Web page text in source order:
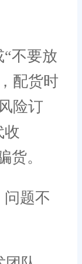
不要放
配货时
险订
收
货。
题不